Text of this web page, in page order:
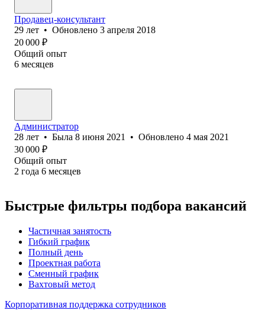
Продавец-консультант
29 лет • Обновлено 3 апреля 2018
20 000 ₽
Общий опыт
6 месяцев
Администратор
28 лет • Была 8 июня 2021 • Обновлено 4 мая 2021
30 000 ₽
Общий опыт
2 года 6 месяцев
Быстрые фильтры подбора вакансий
Частичная занятость
Гибкий график
Полный день
Проектная работа
Сменный график
Вахтовый метод
Корпоративная поддержка сотрудников